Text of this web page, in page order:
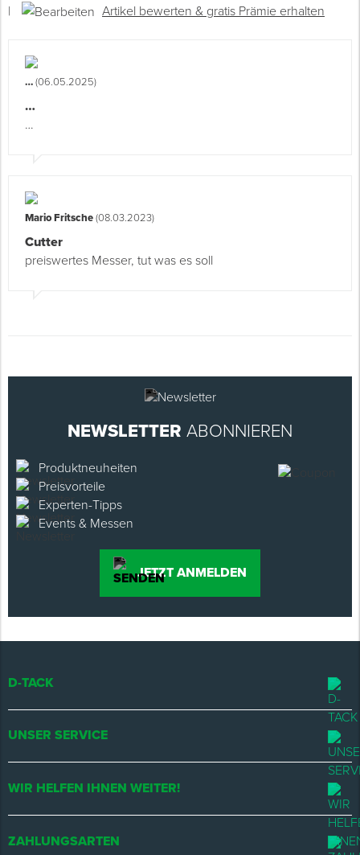
|
Artikel bewerten & gratis Prämie erhalten
…(06.05.2025)
…
…
Mario Fritsche(08.03.2023)
Cutter
preiswertes Messer, tut was es soll
NEWSLETTER ABONNIEREN
Produktneuheiten
Preisvorteile
Experten-Tipps
Events & Messen
JETZT ANMELDEN
D-TACK
UNSER SERVICE
WIR HELFEN IHNEN WEITER!
ZAHLUNGSARTEN